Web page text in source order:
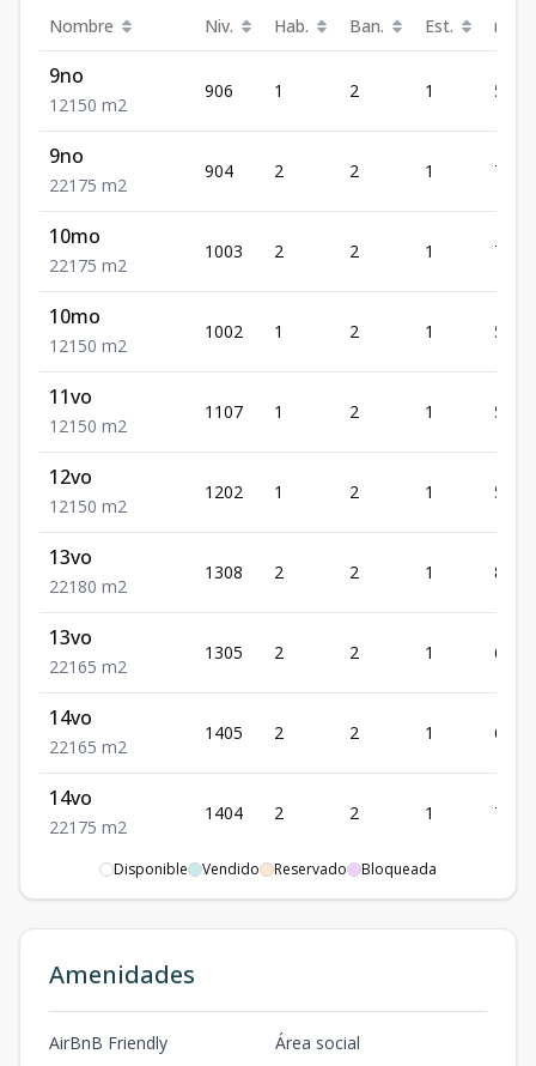
Nombre Niv. Hab. Ban. Est. m²
9no
1 21 50 m2
906 1 2 1 50
9no
221 75 m2
904 2 2 1 75
10mo
221 75 m2
1003 2 2 1 75
10mo
1 21 50 m2
1002 1 2 1 50
11vo
1 21 50 m2
1107 1 2 1 50
12vo
1 21 50 m2
1202 1 2 1 50
13vo
221 80 m2
1308 2 2 1 80
13vo
221 65 m2
1305 2 2 1 65
14vo
221 65 m2
1405 2 2 1 65
14vo
221 75 m2
1404 2 2 1 75
1505 2 2 1 65
2 21 75m2
15vo
1 2
Disponible Vendido Reservado Bloqueada
Amenidades
AirBnB Friendly
Área social